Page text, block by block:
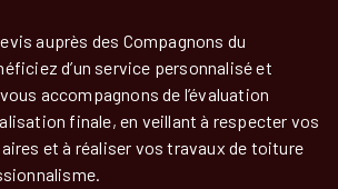
auprès des Compagnons du
d’un service personnalisé et
accompagnons de l’évaluation
finale, en veillant à respecter vos
et à réaliser vos travaux de toiture